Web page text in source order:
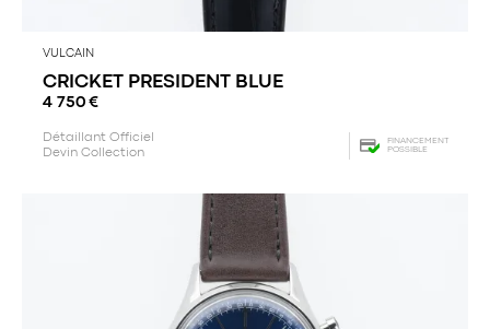
VULCAIN
CRICKET PRESIDENT BLUE
4 750 €
Détaillant Officiel
Devin Collection
FINANCEMENT
POSSIBLE